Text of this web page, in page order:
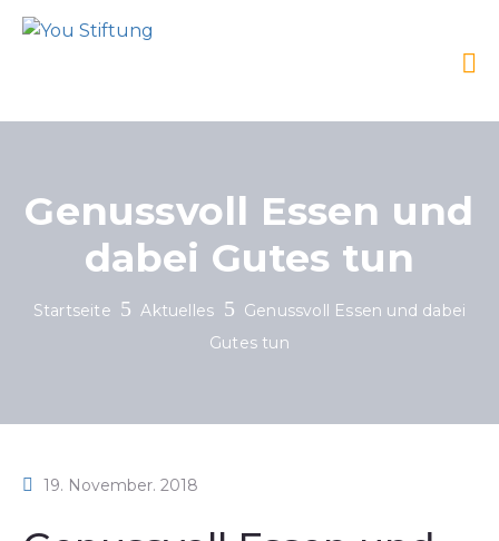
Genussvoll Essen und
dabei Gutes tun
Startseite Aktuelles
Genussvoll Essen und dabei
Gutes tun
19. November. 2018